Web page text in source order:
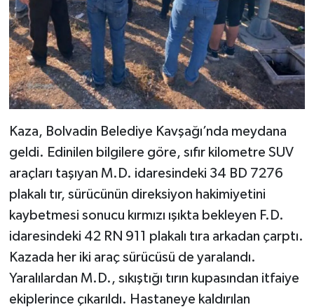
Kaza, Bolvadin Belediye Kavşağı’nda meydana
geldi. Edinilen bilgilere göre, sıfır kilometre SUV
araçları taşıyan M.D. idaresindeki 34 BD 7276
plakalı tır, sürücünün direksiyon hakimiyetini
kaybetmesi sonucu kırmızı ışıkta bekleyen F.D.
idaresindeki 42 RN 911 plakalı tıra arkadan çarptı.
Kazada her iki araç sürücüsü de yaralandı.
Yaralılardan M.D., sıkıştığı tırın kupasından itfaiye
ekiplerince çıkarıldı. Hastaneye kaldırılan